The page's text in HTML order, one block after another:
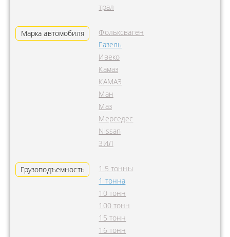
трал
Марка автомобиля
Фольксваген
Газель
Ивеко
Камаз
КАМАЗ
Ман
Маз
Мерседес
Nissan
ЗИЛ
Грузоподъемность
1.5 тонны
1 тонна
10 тонн
100 тонн
15 тонн
16 тонн